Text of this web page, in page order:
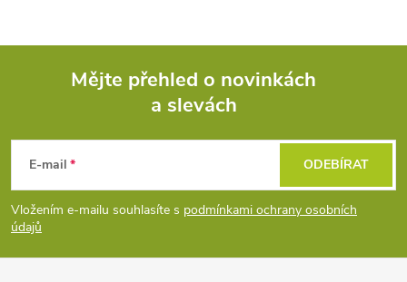
p
a
Mějte přehled o novinkách
a slevách
E-mail
Vložením e-mailu souhlasíte s podmínkami ochrany osobních
údajů
ODEBÍRAT